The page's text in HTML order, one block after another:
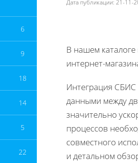
6
9
18
14
5
22
Дата публикации: 21-
В нашем
интернет-
Интеграция СБИС
данными между
значительно
процессов
совместного
и детальном